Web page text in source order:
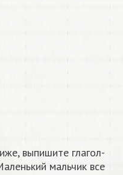
выпишите глагол-
мальчик все